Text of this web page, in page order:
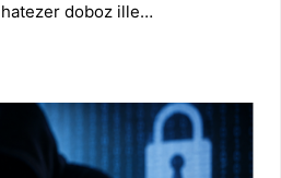
doboz ille…